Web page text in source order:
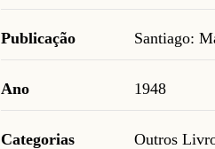
Publicação Santiago:
Ano 1948
Categorias Outros